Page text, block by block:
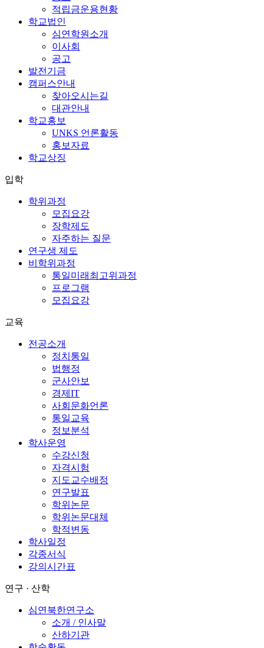
적립금운용현황
학교법인
심연학원소개
이사회
공고
발전기금
캠퍼스안내
찾아오시는길
대관안내
학교홍보
UNKS 언론활동
홍보자료
학교상징
입학
학위과정
모집요강
장학제도
자주하는 질문
연구생 제도
비학위과정
통일미래최고위과정
프로그램
모집요강
교육
전공소개
정치통일
법행정
군사안보
경제IT
사회문화언론
통일교육
정보분석
학사운영
수강신청
자격시험
지도교수배정
연구발표
학위논문
학위논문대체
학적변동
학사일정
각종서식
강의시간표
연구 · 산학
심연북한연구소
소개 / 인사말
산하기관